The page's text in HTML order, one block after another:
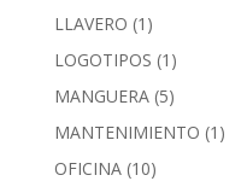
LLAVERO (1)
LOGOTIPOS (1)
MANGUERA (5)
MANTENIMIENTO (1)
OFICINA (10)